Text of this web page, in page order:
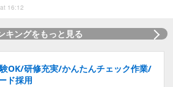
16:12
キングをもっと見る
OK/研修充実/かんたんチェック作業/
ド採用